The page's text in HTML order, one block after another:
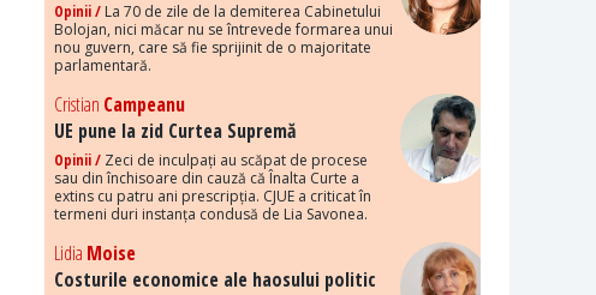
Opinii / La 70 de zile de la demiterea Cabinetului
Bolojan, nici măcar nu se întrevede formarea unui
nou guvern, care să fie sprijinit de o majoritate
parlamentară.
Cristian Campeanu
UE pune la zid Curtea Supremă
Opinii / Zeci de inculpați au scăpat de procese
sau din închisoare din cauză că Înalta Curte a
extins cu patru ani prescripția. CJUE a criticat în
termeni duri instanța condusă de Lia Savonea.
Lidia Moise
Costurile economice ale haosului politic